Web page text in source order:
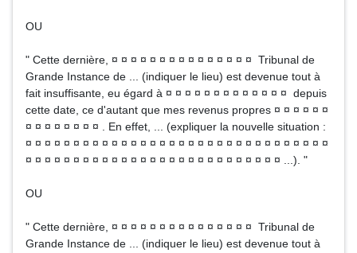
OU
" Cette dernière, ¤ ¤ ¤ ¤ ¤ ¤ ¤ ¤ ¤ ¤ ¤ ¤ ¤ ¤ ¤ Tribunal de
Grande Instance de ... (indiquer le lieu) est devenue tout à
fait insuffisante, eu égard à ¤ ¤ ¤ ¤ ¤ ¤ ¤ ¤ ¤ ¤ ¤ ¤ ¤ depuis
cette date, ce d'autant que mes revenus propres ¤ ¤ ¤ ¤ ¤ ¤
¤ ¤ ¤ ¤ ¤ ¤ ¤ ¤ . En effet, ... (expliquer la nouvelle situation :
¤ ¤ ¤ ¤ ¤ ¤ ¤ ¤ ¤ ¤ ¤ ¤ ¤ ¤ ¤ ¤ ¤ ¤ ¤ ¤ ¤ ¤ ¤ ¤ ¤ ¤ ¤ ¤ ¤ ¤ ¤ ¤
¤ ¤ ¤ ¤ ¤ ¤ ¤ ¤ ¤ ¤ ¤ ¤ ¤ ¤ ¤ ¤ ¤ ¤ ¤ ¤ ¤ ¤ ¤ ¤ ¤ ¤ ¤ ...). "
OU
" Cette dernière, ¤ ¤ ¤ ¤ ¤ ¤ ¤ ¤ ¤ ¤ ¤ ¤ ¤ ¤ ¤ Tribunal de
Grande Instance de ... (indiquer le lieu) est devenue tout à